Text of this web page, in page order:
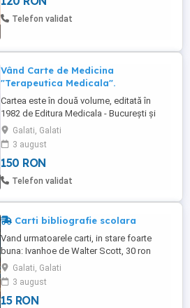
Telefon validat
Vând Carte de Medicina
"Terapeutica Medicala".
Cartea este în două volume, editată în
1982 de Editura Medicala - București și
reprezintă un bun ghid în practica
medicală.
Galati, Galati
3 august
150 RON
Telefon validat
Carti bibliografie scolara
Vand urmatoarele carti, in stare foarte
buna: Ivanhoe de Walter Scott, 30 ron
Romane de Mihail Sadoveanu, 30ron Omul
din parc de George Nestor, 10 ron Taifun
de Joseph Conrad, 15ron La rascruce de
vanturi de Emily Bronte, 15ron Piciul de
Galati, Galati
3 august
15 RON